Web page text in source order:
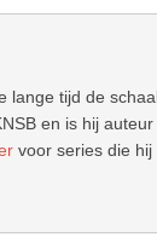
lange tijd de
en is hij
voor series die hij